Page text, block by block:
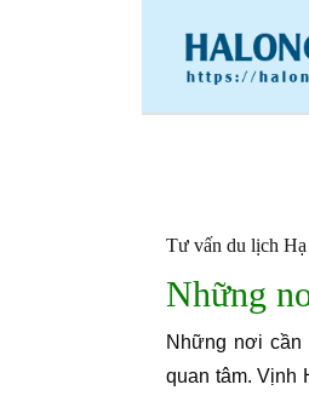
content
Tư vấn du lịch
Những
Những nơi
quan tâm. Vịnh